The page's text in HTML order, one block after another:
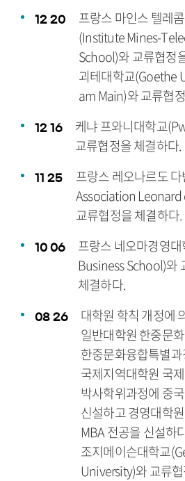
12 20
프랑스 마인스 텔레
(Institute Mines-
School)와 교류협정
괴테대학교(Goethe
am Main)와 교류협
12 16
케냐 프와니대학교
교류협정을 체결하다.
11 25
프랑스 레오나르도
Association Leonard
교류협정을 체결하다.
10 06
프랑스 네오마경영
Business School)와
체결하다.
08 26
대학원 학칙 개정에
일반대학원 한중문
한중문화융합특별
국제지역대학원 국
박사학위과정에 중
신설하고 경영대학
MBA 전공을 신설하
조지메이슨대학교
University)와 교류